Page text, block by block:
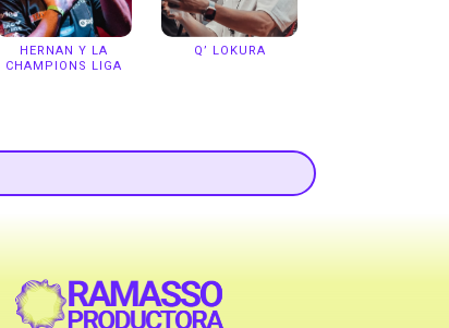
HERNAN Y LA
CHAMPIONS LIGA
Q’ LOKURA